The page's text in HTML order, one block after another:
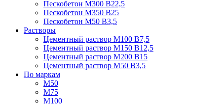
Пескобетон М300 В22,5
Пескобетон М350 В25
Пескобетон М50 В3,5
Растворы
Цементный раствор М100 В7,5
Цементный раствор М150 В12,5
Цементный раствор М200 В15
Цементный раствор М50 В3,5
По маркам
М50
М75
М100